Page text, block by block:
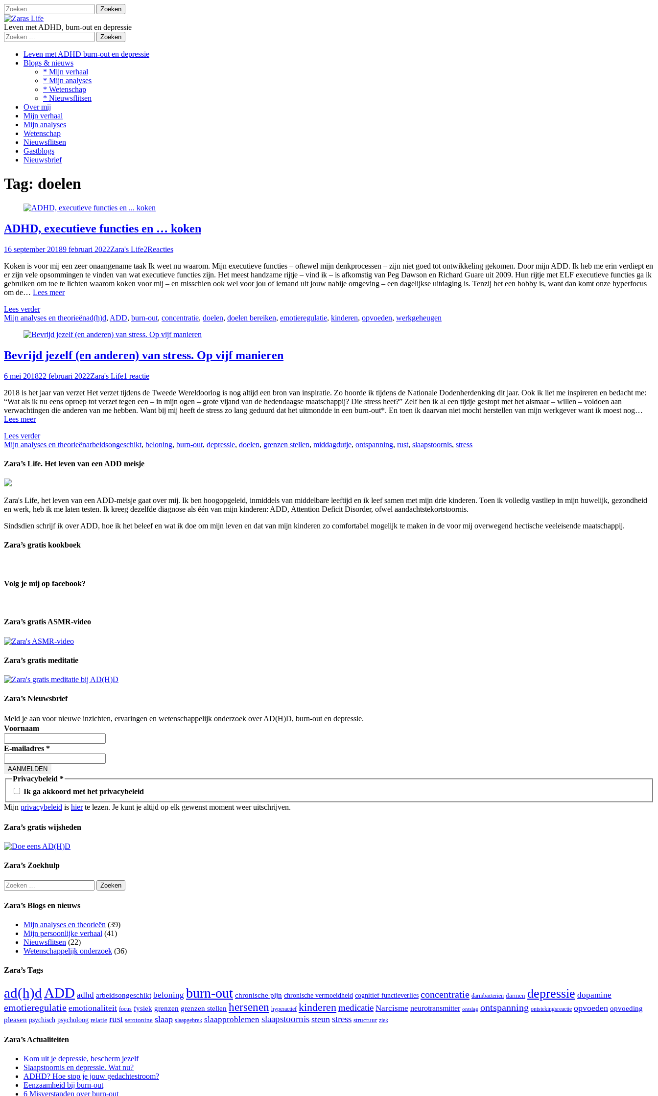
Doorgaan
naar
inhoud
Zoeken
naar:
Leven met ADHD, burn-out en depressie
Zoeken
naar:
Leven met ADHD burn-out en depressie
Blogs & nieuws
* Mijn verhaal
* Mijn analyses
* Wetenschap
* Nieuwsflitsen
Over mij
Mijn verhaal
Mijn analyses
Wetenschap
Nieuwsflitsen
Gastblogs
Nieuwsbrief
Tag: doelen
ADHD, executieve functies en … koken
16 september 20189 februari 2022Zara's Life2Reacties
Koken is voor mij een zeer onaangename taak Ik weet nu waarom. Mijn executieve functies – oftewel mijn denkprocessen – zijn niet goed tot ontwikkeling gekomen. Door mijn ADD. Ik heb me erin verdiept en
er zijn vele opsommingen te vinden van wat executieve functies zijn. Het meest handzame rijtje – vind ik – is afkomstig van Peg Dawson en Richard Guare uit 2009. Hun rijtje met ELF executieve functies ga ik
gebruiken om toe te lichten waarom koken voor mij – en misschien ook wel voor jou of iemand uit jouw nabije omgeving – een dagelijkse uitdaging is. Tenzij het een hobby is, want dan komt onze hyperfocus
om de… Lees meer
Lees verder
Mijn analyses en theorieënad(h)d, ADD, burn-out, concentratie, doelen, doelen bereiken, emotieregulatie, kinderen, opvoeden, werkgeheugen
Bevrijd jezelf (en anderen) van stress. Op vijf manieren
6 mei 201822 februari 2022Zara's Life1 reactie
2018 is het jaar van verzet Het verzet tijdens de Tweede Wereldoorlog is nog altijd een bron van inspiratie. Zo hoorde ik tijdens de Nationale Dodenherdenking dit jaar. Ook ik liet me inspireren en bedacht me:
“Wat als ik nu eens oproep tot verzet tegen een – in mijn ogen – grote vijand van de hedendaagse maatschappij? Die stress heet?” Zelf ben ik al een tijdje gestopt met het alsmaar – willen – voldoen aan
verwachtingen die anderen van me hebben. Want bij mij heeft de stress zo lang geduurd dat het uitmondde in een burn-out*. En toen ik daarvan niet mocht herstellen van mijn werkgever want ik moest nog…
Lees meer
Lees verder
Mijn analyses en theorieënarbeidsongeschikt, beloning, burn-out, depressie, doelen, grenzen stellen, middagdutje, ontspanning, rust, slaapstoornis, stress
Zara’s Life. Het leven van een ADD meisje
Zara's Life, het leven van een ADD-meisje gaat over mij. Ik ben hoogopgeleid, inmiddels van middelbare leeftijd en ik leef samen met mijn drie kinderen. Toen ik volledig vastliep in mijn huwelijk, gezondheid
en werk, heb ik me laten testen. lk kreeg dezelfde diagnose als één van mijn kinderen: ADD, Attention Deficit Disorder, ofwel aandachtstekortstoornis.
Sindsdien schrijf ik over ADD, hoe ik het beleef en wat ik doe om mijn leven en dat van mijn kinderen zo comfortabel mogelijk te maken in de voor mij overwegend hectische veeleisende maatschappij.
Zara’s gratis kookboek
Volg je mij op facebook?
Zara’s gratis ASMR-video
Zara’s gratis meditatie
Zara’s Nieuwsbrief
Meld je aan voor nieuwe inzichten, ervaringen en wetenschappelijk onderzoek over AD(H)D, burn-out en depressie.
Voornaam
E-mailadres *
Privacybeleid *
Ik ga akkoord met het privacybeleid
Mijn privacybeleid is hierte lezen. Je kunt je altijd op elk gewenst moment weer uitschrijven.
Zara’s gratis wijsheden
Zara’s Zoekhulp
Zoeken
naar:
Zara’s Blogs en nieuws
Mijn analyses en theorieën (39)
Mijn persoonlijke verhaal (41)
Nieuwsflitsen (22)
Wetenschappelijk onderzoek (36)
Zara’s Tags
ad(h)dADD adhd arbeidsongeschikt beloning burn-out chronische pijn chronische vermoeidheid cognitief functieverlies concentratie darmbacteriën darmen depressie dopamine
emotieregulatie emotionaliteit focus fysiek grenzen grenzen stellen hersenen hyperactief kinderenmedicatie Narcisme neurotransmitter ontslag ontspanning ontstekingsreactie opvoeden opvoeding
pleasen psychisch psycholoog relatie rust serotonine slaap slaapgebrek slaapproblemen slaapstoornis steun stress structuur ziek
Zara’s Actualiteiten
Kom uit je depressie, bescherm jezelf
Slaapstoornis en depressie. Wat nu?
ADHD? Hoe stop je jouw gedachtestroom?
Eenzaamheid bij burn-out
6 Misverstanden over burn-out